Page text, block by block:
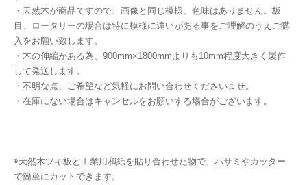
・天然木が商品ですので、画像と同じ模様、色味はありません。板
目、ロータリーの場合は特に模様に違いがある事をご理解のうえご購
入をお願い致します。
・木の伸縮がある為、900mm×1800mmよりも10mm程度大きく製作
して発送します。
・不明な点、ご希望など気軽にお問い合わせくださいませ。
・在庫にない場合はキャンセルをお願いする場合がございます。
◉天然木ツキ板と工業用和紙を貼り合わせた物で、ハサミやカッター
で簡単にカットできます。